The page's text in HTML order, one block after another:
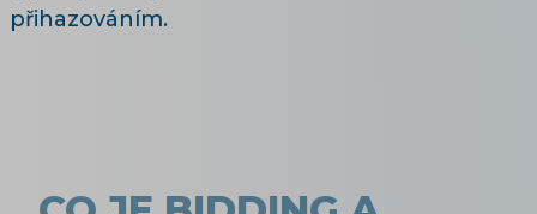
přihazováním.